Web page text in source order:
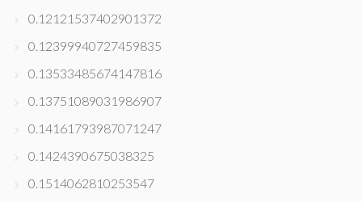
0.12121537402901372
0.12399940727459835
0.13533485674147816
0.13751089031986907
0.14161793987071247
0.1424390675038325
0.1514062810253547